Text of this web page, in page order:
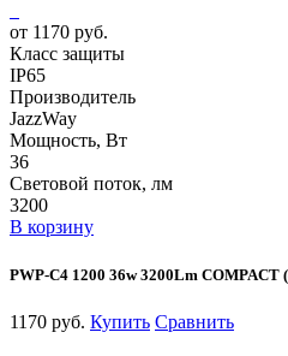
от 1170 руб.
Класс защиты
IP65
Производитель
JazzWay
Мощность, Вт
36
Световой поток, лм
3200
В корзину
PWP-С4 1200 36w 3200Lm COMPACT
1170 руб. Купить Сравнить